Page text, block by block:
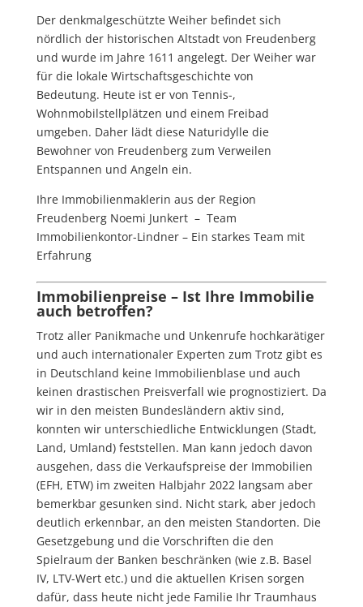
Der denkmalgeschützte Weiher befindet sich
nördlich der historischen Altstadt von Freudenberg
und wurde im Jahre 1611 angelegt. Der Weiher war
für die lokale Wirtschaftsgeschichte von
Bedeutung. Heute ist er von Tennis-,
Wohnmobilstellplätzen und einem Freibad
umgeben. Daher lädt diese Naturidylle die
Bewohner von Freudenberg zum Verweilen
Entspannen und Angeln ein.
Ihre Immobilienmaklerin aus der Region
Freudenberg Noemi Junkert – Team
Immobilienkontor-Lindner – Ein starkes Team mit
Erfahrung
Immobilienpreise – Ist Ihre Immobilie
auch betroffen?
Trotz aller Panikmache und Unkenrufe hochkarätiger
und auch internationaler Experten zum Trotz gibt es
in Deutschland keine Immobilienblase und auch
keinen drastischen Preisverfall wie prognostiziert. Da
wir in den meisten Bundesländern aktiv sind,
konnten wir unterschiedliche Entwicklungen (Stadt,
Land, Umland) feststellen. Man kann jedoch davon
ausgehen, dass die Verkaufspreise der Immobilien
(EFH, ETW) im zweiten Halbjahr 2022 langsam aber
bemerkbar gesunken sind. Nicht stark, aber jedoch
deutlich erkennbar, an den meisten Standorten. Die
Gesetzgebung und die Vorschriften die den
Spielraum der Banken beschränken (wie z.B. Basel
IV, LTV-Wert etc.) und die aktuellen Krisen sorgen
dafür, dass heute nicht jede Familie Ihr Traumhaus